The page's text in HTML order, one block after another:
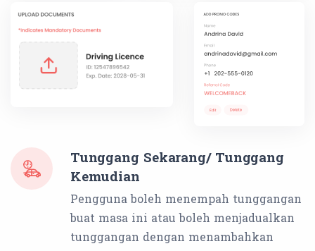
Tunggang Sekarang/ Tunggang
Kemudian
Pengguna boleh menempah tunggangan
buat masa ini atau boleh menjadualkan
tunggangan dengan menambahkan